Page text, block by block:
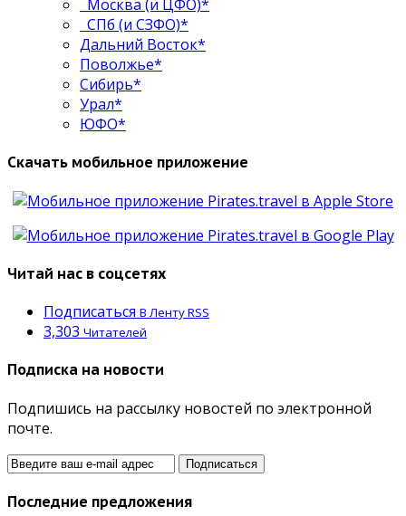
Москва (и ЦФО)*
СПб (и СЗФО)*
Дальний Восток*
Поволжье*
Сибирь*
Урал*
ЮФО*
Скачать мобильное приложение
Читай нас в соцсетях
Подписаться В Ленту RSS
3,303 Читателей
Подписка на новости
Подпишись на рассылку новостей по электронной
почте.
Последние предложения